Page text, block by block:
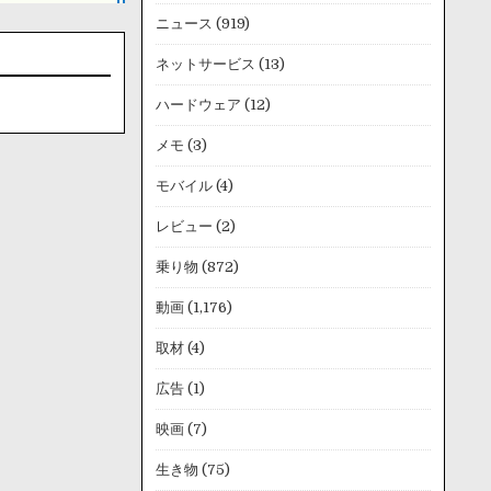
ニュース (919)
ネットサービス (13)
ハードウェア (12)
メモ (3)
モバイル(4)
レビュー (2)
乗り物 (872)
動画(1,176)
取材(4)
広告(1)
映画(7)
生き物 (75)